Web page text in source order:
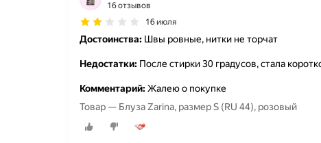
16 отзывов
16 июля
Достоинства: Швы ровные, нитки не торчат
Недостатки: После стирки 30 градусов, стала
Комментарий:Жалею о покупке
Товар — Блуза Zarina, размер S (RU 44), розовый